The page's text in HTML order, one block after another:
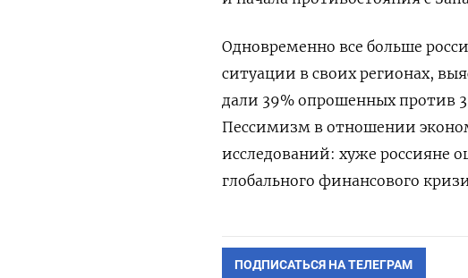
Одновременно все больше
ситуации в своих регионах,
дали 39% опрошенных против
Пессимизм в отношении
исследований: хуже россияне
глобального финансового
ПОДПИСАТЬСЯ НА ТЕЛЕГРАМ